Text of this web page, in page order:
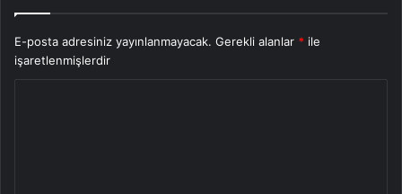
E-posta adresiniz yayınlanmayacak. Gerekli alanlar * ile
işaretlenmişlerdir